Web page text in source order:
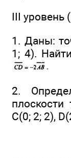
III уровень
1. Даны:
1; 4).
2.
С(0; 2; 2),